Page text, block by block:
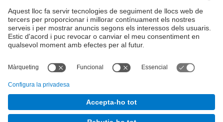
E-mail :junta.pasf@upc.edu
Formulari de contacte
Junta PAS Funcionari